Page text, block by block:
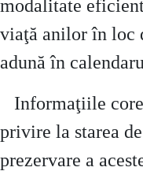
modalitate
viaţă anilor în loc
adună în
Informaţiile
privire la starea
prezervare a